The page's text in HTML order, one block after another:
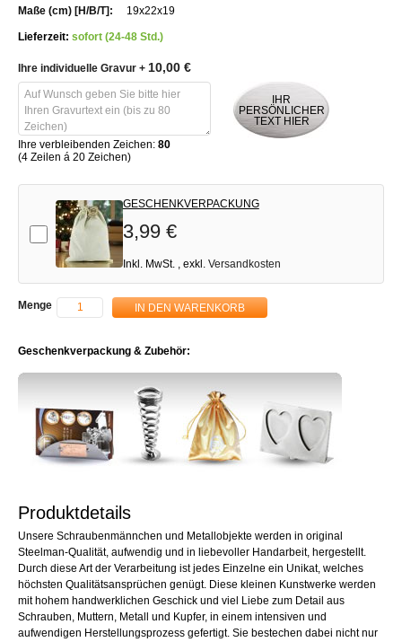
19x22x19
Lieferzeit: sofort (24-48 Std.)
Ihre individuelle Gravur + 10,00 €
IHR
PERSÖNLICHER
TEXT HIER
Ihre verbleibenden Zeichen: 80
(4 Zeilen á 20 Zeichen)
Add-on
GESCHENKVERPACKUNG
3,99 €
Inkl. MwSt. , exkl. Versandkosten
Menge IN DEN WARENKORB
Geschenkverpackung & Zubehör:
Produktdetails
Unsere Schraubenmännchen und Metallobjekte werden in original
Steelman-Qualität, aufwendig und in liebevoller Handarbeit, hergestellt.
Durch diese Art der Verarbeitung ist jedes Einzelne ein Unikat, welches
höchsten Qualitätsansprüchen genügt. Diese kleinen Kunstwerke werden
mit hohem handwerklichen Geschick und viel Liebe zum Detail aus
Schrauben, Muttern, Metall und Kupfer, in einem intensiven und
aufwendigen Herstellungsprozess gefertigt. Sie bestechen dabei nicht nur